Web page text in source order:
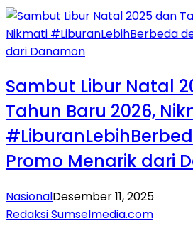
Sambut Libur Natal
Tahun Baru 2026,
Promo Menarik dari
NasionalDesember 11, 2025
Redaksi Sumselmedia.com